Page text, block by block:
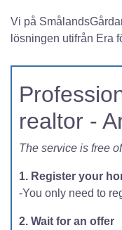
Vi på
lösningen utifrån Era
realtor -
The service is free
1. Register your
-You only need to
2. Wait for an offer